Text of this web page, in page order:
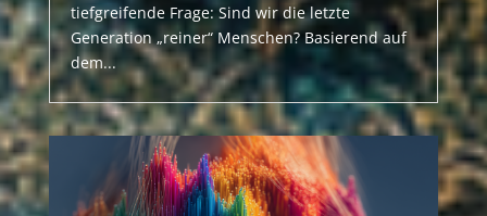
tiefgreifende Frage: Sind wir die letzte
Generation „reiner“ Menschen? Basierend auf
dem...